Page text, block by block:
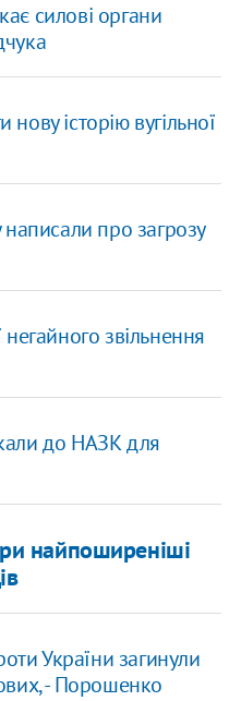
силові органи
історію вугільної
про загрозу
звільнення
до НАЗК для
найпоширеніші
України загинули
- Порошенко